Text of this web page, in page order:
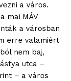
a város.
mai MÁV
a városban
erre valamiért
nem baj,
utca –
– a város